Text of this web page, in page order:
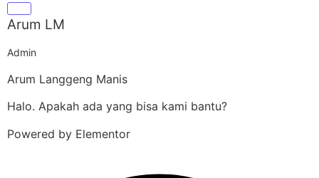
Arum LM
Admin
Arum Langgeng Manis
Halo. Apakah ada yang bisa kami bantu?
Powered by Elementor